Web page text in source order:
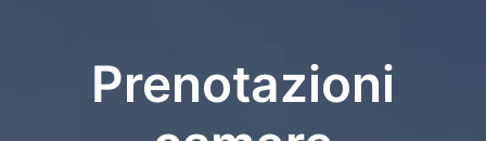
Prenotazioni